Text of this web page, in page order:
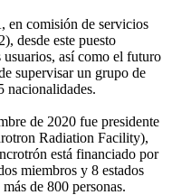
comisión de servicios
desde este puesto
así como el futuro
supervisar un grupo de
nacionalidades.
de 2020 fue presidente
Radiation Facility),
está financiado por
miembros y 8 estados
de 800 personas.